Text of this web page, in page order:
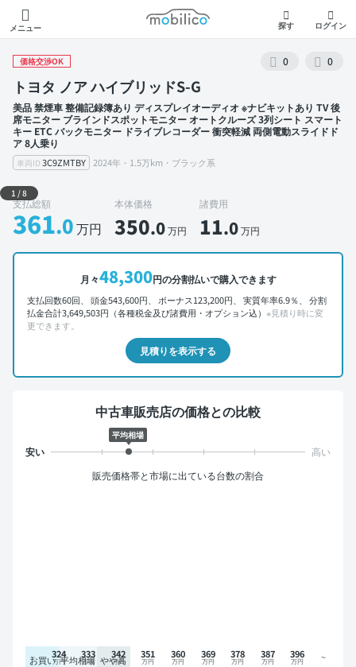
メニュー
モビリコ
探す ログイン
価格交渉OK 0 0
トヨタ ノア ハイブリッドS-G
美品 禁煙車 整備記録簿あり ディスプレイオーディオ ※ナビキットあり TV 後
席モニター ブラインドスポットモニター オートクルーズ 3列シート スマート
キー ETC バックモニター ドライブレコーダー 衝突軽減 両側電動スライドド
ア 8人乗り
車両ID 3C9ZMTBY 2024年・1.5万km・ブラック系
外装 左前
1 /8
支払総額
361.0万円
本体価格
350.0万円
諸費用
11.0万円
月々48,300円の分割払いで購入できます
支払回数60回、 頭金543,600円、 ボーナス123,200円、 実質年率6.9％、 分割
払金合計3,649,503円（各種税金及び諸費用・オプション込） ※見積り時に変
更できます。
見積りを表示する
中古車販売店の価格との比較
平均相場
販売価格帯と市場に出ている台数の割合
お買い 平均相場 やや高
324 333 342 351 360 369 378 387 396